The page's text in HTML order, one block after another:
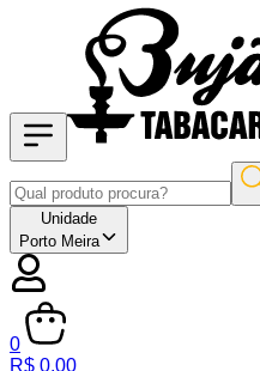
Unidade
Porto Meira
0
R$ 0,00